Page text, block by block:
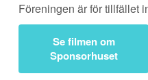
Bli medlem
Föreningen är för tillfället
Se filmen om
Sponsorhuset